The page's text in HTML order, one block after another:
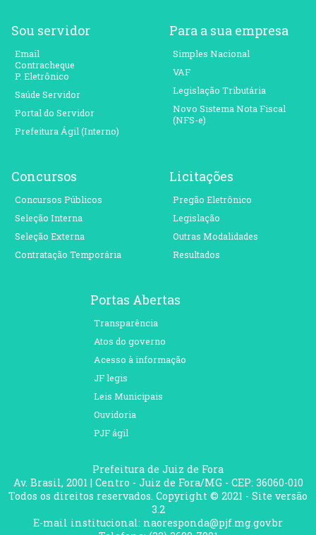
Sou servidor
Email
Contracheque
P. Eletrônico
Saúde Servidor
Portal do Servidor
Prefeitura Ágil (Interno)
Para a sua empresa
Simples Nacional
VAF
Legislação Tributária
Novo Sistema Nota Fiscal
(NFS-e)
Concursos
Concursos Públicos
Seleção Interna
Seleção Externa
Contratação Temporária
Licitações
Pregão Eletrônico
Legislação
Outras Modalidades
Resultados
Portas Abertas
Transparência
Atos do governo
Acesso à informação
JF legis
Leis Municipais
Ouvidoria
PJF ágil
Prefeitura de Juiz de Fora
Av. Brasil, 2001 | Centro - Juiz de Fora/MG - CEP: 36060-010
Todos os direitos reservados. Copyright © 2021 - Site versão
3.2
E-mail institucional: naoresponda@pjf.mg.gov.br